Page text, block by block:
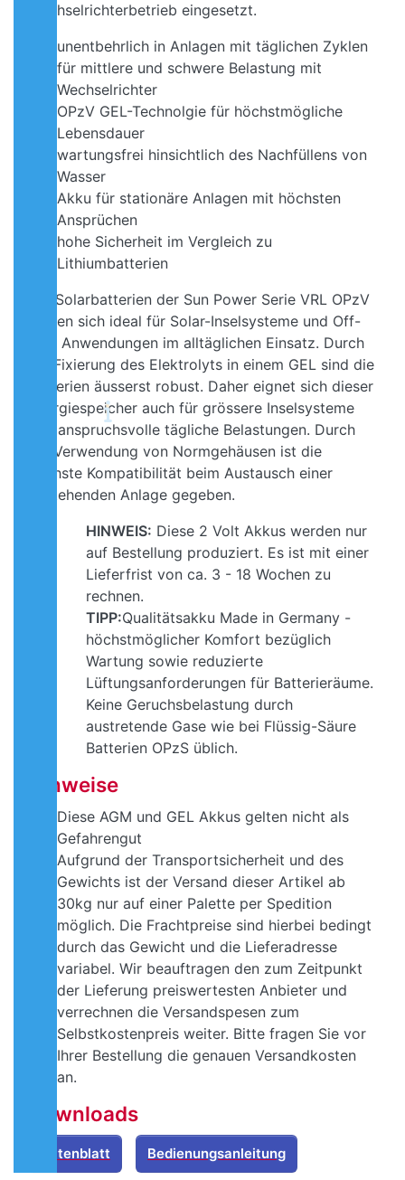
Wechselrichterbetrieb eingesetzt.
unentbehrlich in Anlagen mit täglichen Zyklen
für mittlere und schwere Belastung mit
Wechselrichter
OPzV GEL-Technolgie für höchstmögliche
Lebensdauer
wartungsfrei hinsichtlich des Nachfüllens von
Wasser
Akku für stationäre Anlagen mit höchsten
Ansprüchen
hohe Sicherheit im Vergleich zu
Lithiumbatterien
Die Solarbatterien der Sun Power Serie VRL OPzV
eignen sich ideal für Solar-Inselsysteme und Off-
Grid Anwendungen im alltäglichen Einsatz. Durch
die Fixierung des Elektrolyts in einem GEL sind die
Batterien äusserst robust. Daher eignet sich dieser
Energiespeicher auch für grössere Inselsysteme
und anspruchsvolle tägliche Belastungen. Durch
die Verwendung von Normgehäusen ist die
höchste Kompatibilität beim Austausch einer
bestehenden Anlage gegeben.
HINWEIS: Diese 2 Volt Akkus werden nur
auf Bestellung produziert. Es ist mit einer
Lieferfrist von ca. 3 - 18 Wochen zu
rechnen.
TIPP:Qualitätsakku Made in Germany -
höchstmöglicher Komfort bezüglich
Wartung sowie reduzierte
Lüftungsanforderungen für Batterieräume.
Keine Geruchsbelastung durch
austretende Gase wie bei Flüssig-Säure
Batterien OPzS üblich.
Hinweise
Diese AGM und GEL Akkus gelten nicht als
Gefahrengut
Aufgrund der Transportsicherheit und des
Gewichts ist der Versand dieser Artikel ab
30kg nur auf einer Palette per Spedition
möglich. Die Frachtpreise sind hierbei bedingt
durch das Gewicht und die Lieferadresse
variabel. Wir beauftragen den zum Zeitpunkt
der Lieferung preiswertesten Anbieter und
verrechnen die Versandspesen zum
Selbstkostenpreis weiter. Bitte fragen Sie vor
Ihrer Bestellung die genauen Versandkosten
an.
Downloads
Datenblatt Bedienungsanleitung